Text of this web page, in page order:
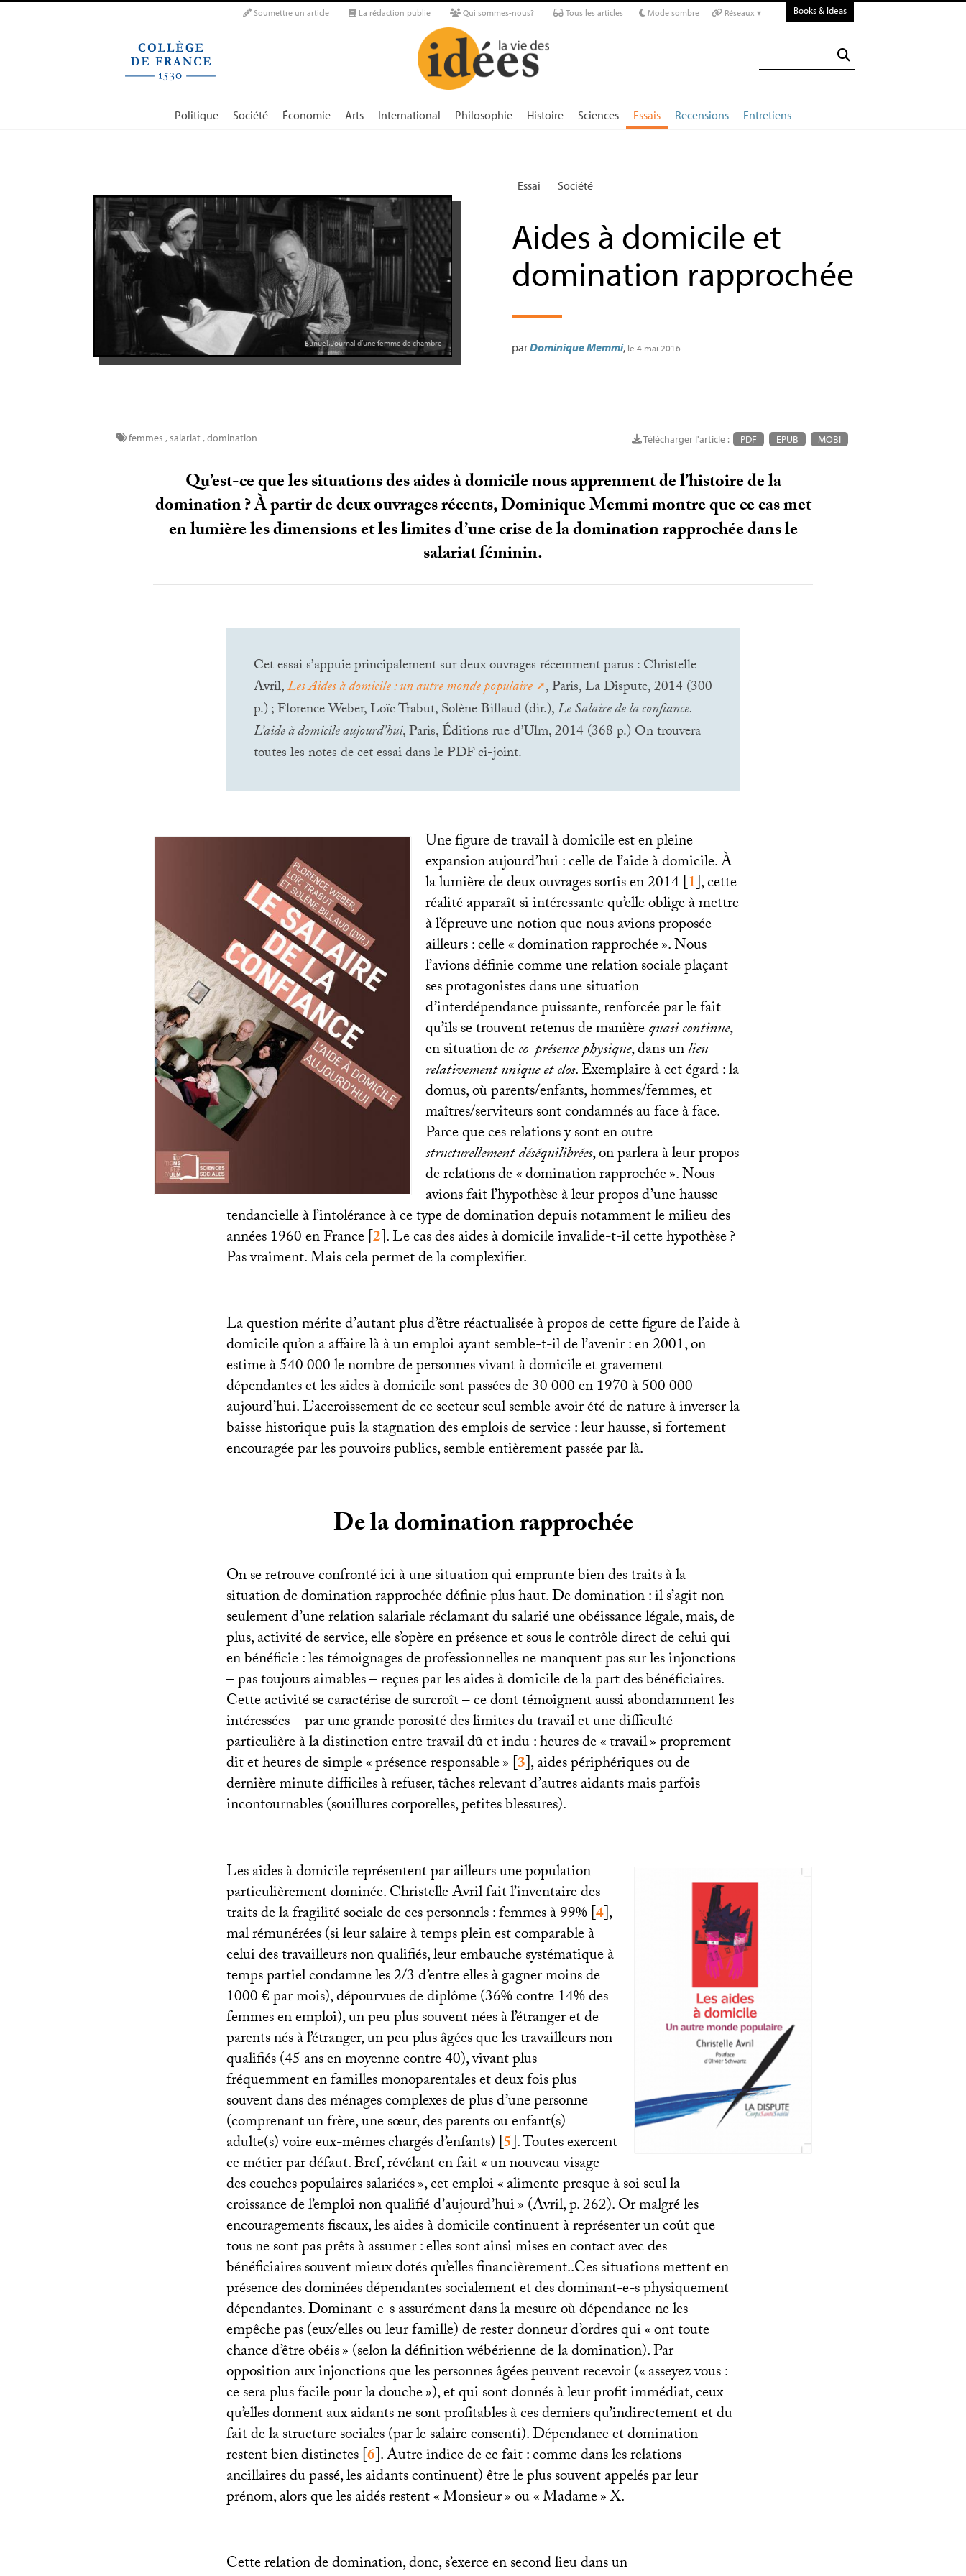
Soumettre un article La rédaction publie Qui sommes-nous? Tous les articles Mode sombre Réseaux ▾ Books & Ideas
Politique Société Économie Arts International Philosophie Histoire Sciences Essais Recensions Entretiens
Buñuel, Journal d’une femme de chambre
Essai Société
Aides à domicile et
domination rapprochée
parDominique Memmi, le 4 mai 2016
Télécharger l'article : PDF EPUB MOBI
femmes ,salariat,domination
Qu’est-ce que les situations des aides à domicile nous apprennent de l’histoire de la
domination? À partir de deux ouvrages récents, Dominique Memmi montre que ce cas met
en lumière les dimensions et les limites d’une crise de la domination rapprochée dans le
salariat féminin.
Cet essai s’appuie principalement sur deux ouvrages récemment parus : Christelle
Avril,Les Aides à domicile : un autre monde populaire , Paris, La Dispute, 2014 (300
p.); Florence Weber, Loïc Trabut, Solène Billaud (dir.),Le Salaire de la confiance.
L’aide à domicile aujourd’hui, Paris, Éditions rue d’Ulm, 2014 (368 p.) On trouvera
toutes les notes de cet essai dans lePDFci-joint.
Une figure de travail à domicile est en pleine
expansion aujourd’hui : celle de l’aide à domicile. À
la lumière de deux ouvrages sortis en 2014[1], cette
réalité apparaît si intéressante qu’elle oblige à mettre
à l’épreuve une notion que nous avions proposée
ailleurs : celle «domination rapprochée». Nous
l’avions définie comme une relation sociale plaçant
ses protagonistes dans une situation
d’interdépendance puissante, renforcée par le fait
qu’ils se trouvent retenus de manièrequasi continue,
en situation deco-présence physique, dans unlieu
relativement unique et clos. Exemplaire à cet égard : la
domus, où parents/enfants, hommes/femmes, et
maîtres/serviteurs sont condamnés au face à face.
Parce que ces relations y sont en outre
structurellement déséquilibrées, on parlera à leur propos
de relations de «domination rapprochée». Nous
avions fait l’hypothèse à leur propos d’une hausse
tendancielle à l’intolérance à ce type de domination depuis notamment le milieu des
années 1960 en France[2]. Le cas des aides à domicile invalide-t-il cette hypothèse?
Pas vraiment. Mais cela permet de la complexifier.
La question mérite d’autant plus d’être réactualisée à propos de cette figure de l’aide à
domicile qu’on a affaire là à un emploi ayant semble-t-il de l’avenir : en 2001, on
estime à 540 000 le nombre de personnes vivant à domicile et gravement
dépendantes et les aides à domicile sont passées de 30 000 en 1970 à 500 000
aujourd’hui. L’accroissement de ce secteur seul semble avoir été de nature à inverser la
baisse historique puis la stagnation des emplois de service : leur hausse, si fortement
encouragée par les pouvoirs publics, semble entièrement passée par là.
De la domination rapprochée
On se retrouve confronté ici à une situation qui emprunte bien des traits à la
situation de domination rapprochée définie plus haut. De domination : il s’agit non
seulement d’une relation salariale réclamant du salarié une obéissance légale, mais, de
plus, activité de service, elle s’opère en présence et sous le contrôle direct de celui qui
en bénéficie : les témoignages de professionnelles ne manquent pas sur les injonctions
– pas toujours aimables – reçues par les aides à domicile de la part des bénéficiaires.
Cette activité se caractérise de surcroît – ce dont témoignent aussi abondamment les
intéressées – par une grande porosité des limites du travail et une difficulté
particulière à la distinction entre travail dû et indu : heures de «travail» proprement
dit et heures de simple «présence responsable»[3], aides périphériques ou de
dernière minute difficiles à refuser, tâches relevant d’autres aidants mais parfois
incontournables (souillures corporelles, petites blessures).
Les aides à domicile représentent par ailleurs une population
particulièrement dominée. Christelle Avril fait l’inventaire des
traits de la fragilité sociale de ces personnels : femmes à 99%[4],
mal rémunérées (si leur salaire à temps plein est comparable à
celui des travailleurs non qualifiés, leur embauche systématique à
temps partiel condamne les 2/3 d’entre elles à gagner moins de
1000 € par mois), dépourvues de diplôme (36% contre 14% des
femmes en emploi), un peu plus souvent nées à l’étranger et de
parents nés à l’étranger, un peu plus âgées que les travailleurs non
qualifiés (45 ans en moyenne contre 40), vivant plus
fréquemment en familles monoparentales et deux fois plus
souvent dans des ménages complexes de plus d’une personne
(comprenant un frère, une sœur, des parents ou enfant(s)
adulte(s) voire eux-mêmes chargés d’enfants)[5]. Toutes exercent
ce métier par défaut. Bref, révélant en fait «un nouveau visage
des couches populaires salariées», cet emploi «alimente presque à soi seul la
croissance de l’emploi non qualifié d’aujourd’hui» (Avril, p. 262). Or malgré les
encouragements fiscaux, les aides à domicile continuent à représenter un coût que
tous ne sont pas prêts à assumer : elles sont ainsi mises en contact avec des
bénéficiaires souvent mieux dotés qu’elles financièrement..Ces situations mettent en
présence des dominées dépendantes socialement et des dominant-e-s physiquement
dépendantes. Dominant-e-s assurément dans la mesure où dépendance ne les
empêche pas (eux/elles ou leur famille) de rester donneur d’ordres qui «ont toute
chance d’être obéis» (selon la définition wébérienne de la domination). Par
opposition aux injonctions que les personnes âgées peuvent recevoir («asseyez vous :
ce sera plus facile pour la douche»), et qui sont donnés à leur profit immédiat, ceux
qu’elles donnent aux aidants ne sont profitables à ces derniers qu’indirectement et du
fait de la structure sociales (par le salaire consenti). Dépendance et domination
restent bien distinctes[6]. Autre indice de ce fait : comme dans les relations
ancillaires du passé, les aidants continuent) être le plus souvent appelés par leur
prénom, alors que les aidés restent «Monsieur» ou «Madame» X.
Cette relation de domination, donc, s’exerce en second lieu dans un